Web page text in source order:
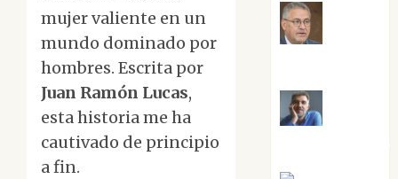
mujer valiente en un
mundo dominado por
hombres. Escrita por
Juan Ramón Lucas,
esta historia me ha
cautivado de principio
a fin.